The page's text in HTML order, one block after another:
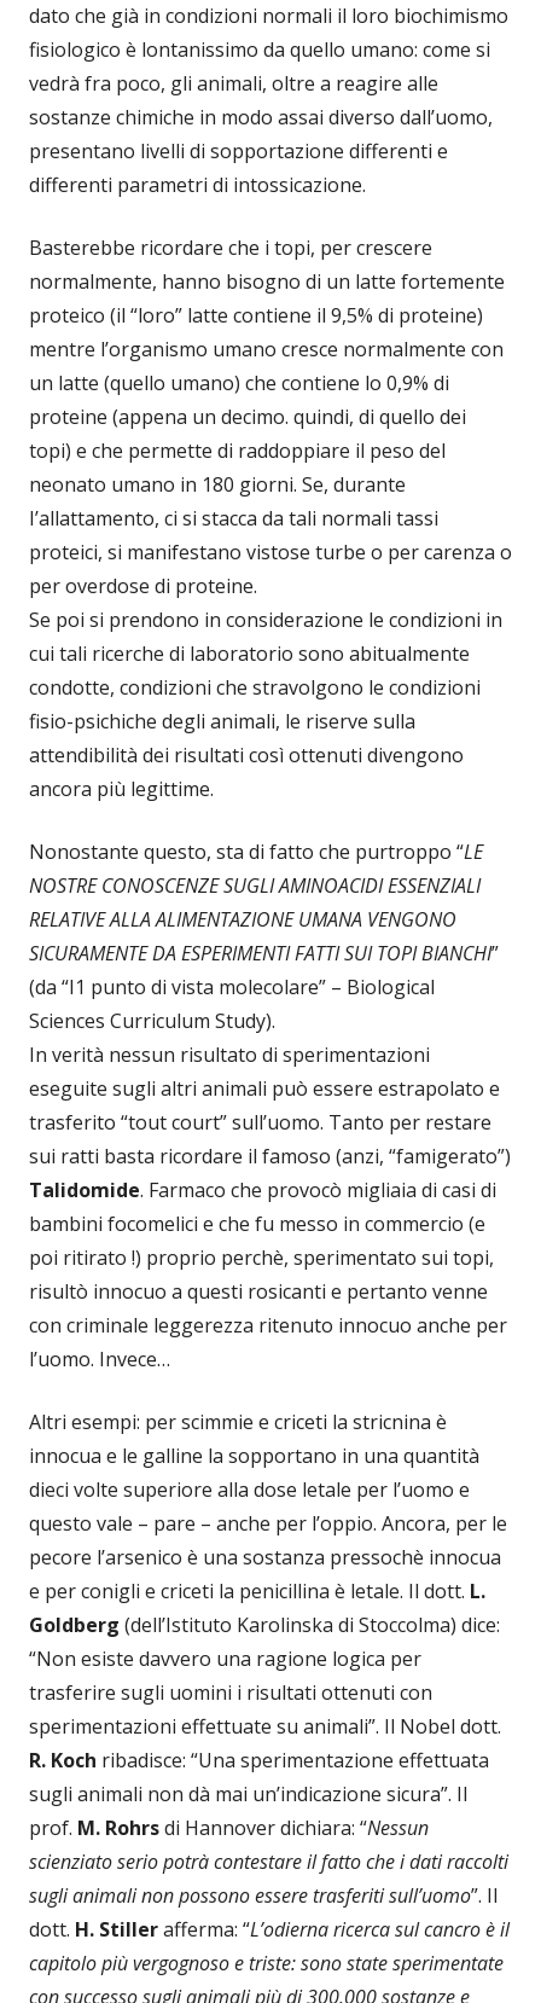
dato che già in condizioni normali il loro biochimismo
fisiologico è lontanissimo da quello umano: come si
vedrà fra poco, gli animali, oltre a reagire alle
sostanze chimiche in modo assai diverso dall’uomo,
presentano livelli di sopportazione differenti e
differenti parametri di intossicazione.
Basterebbe ricordare che i topi, per crescere
normalmente, hanno bisogno di un latte fortemente
proteico (il “loro” latte contiene il 9,5% di proteine)
mentre l’organismo umano cresce normalmente con
un latte (quello umano) che contiene lo 0,9% di
proteine (appena un decimo. quindi, di quello dei
topi) e che permette di raddoppiare il peso del
neonato umano in 180 giorni. Se, durante
I’allattamento, ci si stacca da tali normali tassi
proteici, si manifestano vistose turbe o per carenza o
per overdose di proteine.
Se poi si prendono in considerazione le condizioni in
cui tali ricerche di laboratorio sono abitualmente
condotte, condizioni che stravolgono le condizioni
fisio-psichiche degli animali, le riserve sulla
attendibilità dei risultati così ottenuti divengono
ancora più legittime.
Nonostante questo, sta di fatto che purtroppo “LE
NOSTRE CONOSCENZE SUGLI AMINOACIDI ESSENZIALI
RELATIVE ALLA ALIMENTAZIONE UMANA VENGONO
SICURAMENTE DA ESPERIMENTI FATTI SUI TOPI BIANCHI”
(da “I1 punto di vista molecolare” – Biological
Sciences Curriculum Study).
In verità nessun risultato di sperimentazioni
eseguite sugli altri animali può essere estrapolato e
trasferito “tout court” sull’uomo. Tanto per restare
sui ratti basta ricordare il famoso (anzi, “famigerato”)
Talidomide. Farmaco che provocò migliaia di casi di
bambini focomelici e che fu messo in commercio (e
poi ritirato !) proprio perchè, sperimentato sui topi,
risultò innocuo a questi rosicanti e pertanto venne
con criminale leggerezza ritenuto innocuo anche per
l’uomo. Invece…
Altri esempi: per scimmie e criceti la stricnina è
innocua e le galline la sopportano in una quantità
dieci volte superiore alla dose letale per l’uomo e
questo vale – pare – anche per l’oppio. Ancora, per le
pecore l’arsenico è una sostanza pressochè innocua
e per conigli e criceti la penicillina è letale. Il dott. L.
Goldberg (dell’Istituto Karolinska di Stoccolma) dice:
“Non esiste davvero una ragione logica per
trasferire sugli uomini i risultati ottenuti con
sperimentazioni effettuate su animali”. Il Nobel dott.
R. Koch ribadisce: “Una sperimentazione effettuata
sugli animali non dà mai un’indicazione sicura”. Il
prof. M. Rohrsdi Hannover dichiara: “Nessun
scienziato serio potrà contestare il fatto che i dati raccolti
sugli animali non possono essere trasferiti sull’uomo”. Il
dott. H. Stillerafferma: “L’odierna ricerca sul cancro è il
capitolo più vergognoso e triste: sono state sperimentate
con successo sugli animali più di 300.000 sostanze e